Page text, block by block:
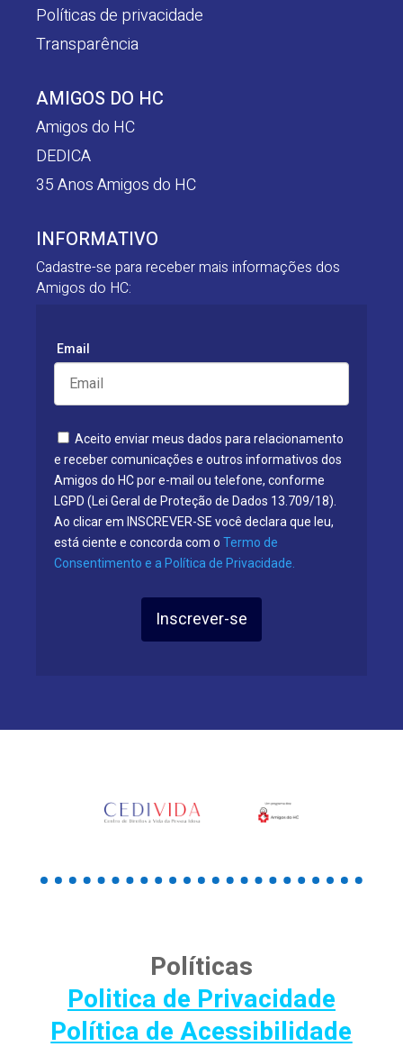
Políticas de privacidade
Transparência
AMIGOS DO HC
Amigos do HC
DEDICA
35 Anos Amigos do HC
INFORMATIVO
Cadastre-se para receber mais informações dos
Amigos do HC:
Email
Aceito enviar meus dados para relacionamento
e receber comunicações e outros informativos dos
Amigos do HC por e-mail ou telefone, conforme
LGPD (Lei Geral de Proteção de Dados 13.709/18).
Ao clicar em INSCREVER-SE você declara que leu,
está ciente e concorda com o Termo de
Consentimento e a Política de Privacidade.
Inscrever-se
Políticas
Politica de Privacidade
Política de Acessibilidade